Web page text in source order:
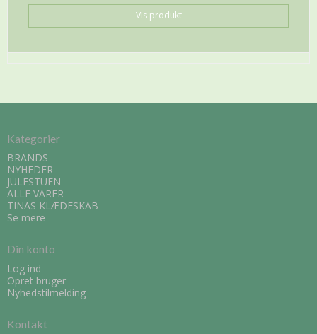
Vis produkt
Kategorier
BRANDS
NYHEDER
JULESTUEN
ALLE VARER
TINAS KLÆDESKAB
Se mere
Din konto
Log ind
Opret bruger
Nyhedstilmelding
Kontakt